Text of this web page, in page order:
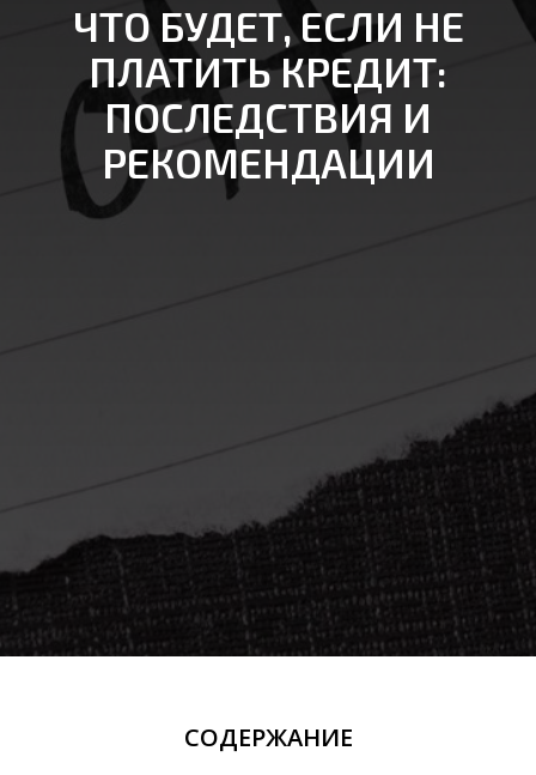
ЧТО БУДЕТ, ЕСЛИ НЕ
ПЛАТИТЬ КРЕДИТ:
ПОСЛЕДСТВИЯ И
РЕКОМЕНДАЦИИ
СОДЕРЖАНИЕ